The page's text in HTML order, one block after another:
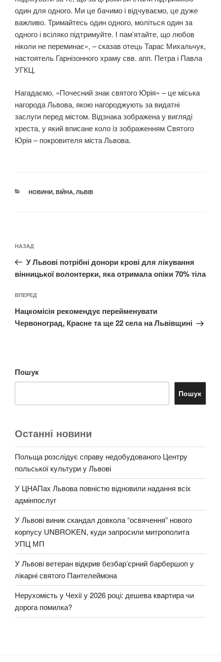
один для одного. Ми це бачимо і відчуваємо, це дуже
важливо. Тримайтесь один одного, моліться один за
одного і всіляко підтримуйте. І пам’ятайте, що любов
ніколи не переминає», – сказав отець Тарас Михальчук,
настоятель Гарнізонного храму свв. апп. Петра і Павла
УГКЦ.
Нагадаємо, «Почесний знак святого Юрія» – це міська
нагорода Львова, якою нагороджують за видатні
заслуги перед містом. Відзнака зображена у виглядi
хреста, у який вписане коло iз зображенням Святого
Юрiя – покровителя міста Львова.
КАТЕГОРІЇ
НОВИНИ, ВІЙНА, ЛЬВІВ
записів
Попередній
запис:
НАЗАД
У Львові потрібні донори крові для лікування
вінницької волонтерки, яка отримала опіки 70% тіла
Наступний
запис
ВПЕРЕД
Нацкомісія рекомендує перейменувати
Червоноград, Красне та ще 22 села на Львівщині
Пошук
Пошук
Останні новини
Польща розслідує справу недобудованого Центру
польської культури у Львові
У ЦНАПах Львова повністю відновили надання всіх
адмінпослуг
У Львові виник скандал довкола “освячення” нового
корпусу UNBROKEN, куди запросили митрополита
УПЦ МП
У Львові ветеран відкрив безбар’єрний барбершоп у
лікарні святого Пантелеймона
Нерухомість у Чехії у 2026 році: дешева квартира чи
дорога помилка?